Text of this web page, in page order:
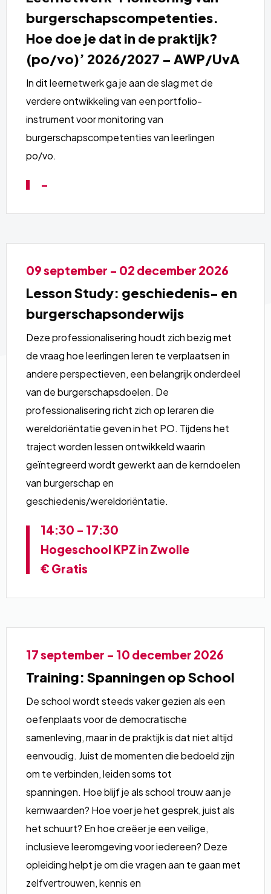
burgerschapscompetenties.
Hoe doe je dat in de praktijk?
(po/vo)’ 2026/2027 – AWP/UvA
In dit leernetwerk ga je aan de slag met de
verdere ontwikkeling van een portfolio-
instrument voor monitoring van
burgerschapscompetenties van leerlingen
po/vo.
-
over
Lesson Study: geschiedenis- en
burgerschapsonderwijs
09 september - 02 december 2026
Deze professionalisering houdt zich bezig met
de vraag hoe leerlingen leren te verplaatsen in
andere perspectieven, een belangrijk onderdeel
van de burgerschapsdoelen. De
professionalisering richt zich op leraren die
wereldoriëntatie geven in het PO. Tijdens het
traject worden lessen ontwikkeld waarin
geïntegreerd wordt gewerkt aan de kerndoelen
van burgerschap en
geschiedenis/wereldoriëntatie.
14:30 - 17:30
Hogeschool KPZ in Zwolle
€ Gratis
Lees
over
Training: Spanningen op School
17 september - 10 december 2026
De school wordt steeds vaker gezien als een
oefenplaats voor de democratische
samenleving, maar in de praktijk is dat niet altijd
eenvoudig. Juist de momenten die bedoeld zijn
om te verbinden, leiden soms tot
spanningen. Hoe blijf je als school trouw aan je
kernwaarden? Hoe voer je het gesprek, juist als
het schuurt? En hoe creëer je een veilige,
inclusieve leeromgeving voor iedereen? Deze
opleiding helpt je om die vragen aan te gaan met
zelfvertrouwen, kennis en
Lees
over